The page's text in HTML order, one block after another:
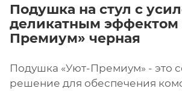
Подушка на стул с
деликатным эффектом
Премиум» черная
Подушка «Уют-Премиум» - это
решение для обеспечения